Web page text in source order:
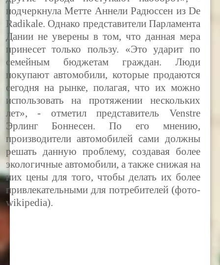
подчеркнула Метте Аннели Радюссен из De
Radikale. Однако представители Парламента
Дании не уверены в том, что данная мера
принесет только пользу. «Это ударит по
семейным бюджетам граждан. Люди
покупают автомобили, которые продаются
сегодня на рынке, полагая, что их можно
использовать на протяжении нескольких
лет», - отметил представитель Venstre
Эрлинг Боннесен. По его мнению,
производители автомобилей сами должны
решать данную проблему, создавая более
экологичные автомобили, а также снижая на
них цены для того, чтобы делать их более
привлекательными для потребителей (фото-
wikipedia).